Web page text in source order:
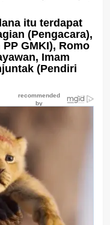
itu terdapat
(Pengacara),
GMKI), Romo
Imam
(Pendiri